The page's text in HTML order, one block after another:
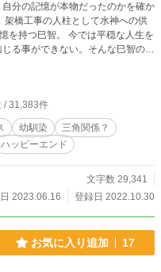
分の記憶が本物だったのかを確か
では平穏な人生を
る事ができない。そんな巳智の傍
守人（おりはら もりと）が何時
年の葛藤に心の整理が付けられ
すみ ひお）という青年が現れ
だが…。 弥音を哀れん
恋の相手。 神と人に愛された一
る場所
/ 31,383件
幼馴染
三角関係？
ハッピーエンド
文字数 29,341
2023.06.16
登録日 2022.10.30
お気に入り追加 17